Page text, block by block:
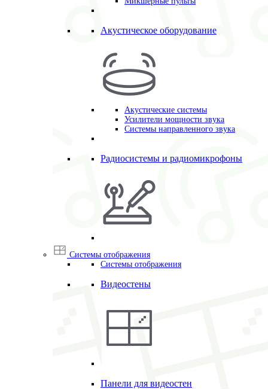
Акустическое оборудование
Акустические системы
Усилители мощности звука
Системы направленного звука
Радиосистемы и радиомикрофоны
Системы отображения
Системы отображения
Видеостены
Панели для видеостен